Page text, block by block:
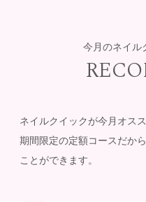
今月のネイル
ネイルクイックが今月オス
期間限定の定額コースだか
ことができます。